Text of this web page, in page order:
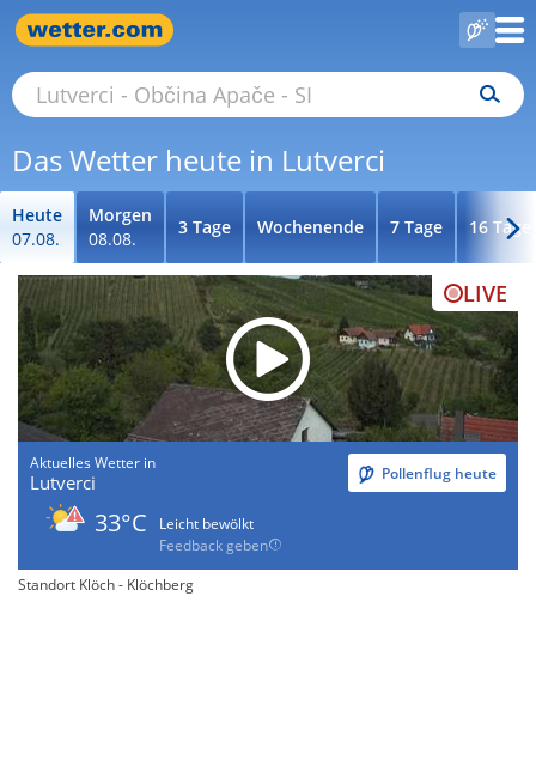
Das Wetter heute in Lutverci
Heute
07.08.
Morgen
08.08.
3 Tage Wochenende 7 Tage 16 Tage
LIVE
Aktuelles Wetter in
Lutverci Pollenflug heute
33°C
Leicht bewölkt
Feedback geben
Standort Klöch - Klöchberg